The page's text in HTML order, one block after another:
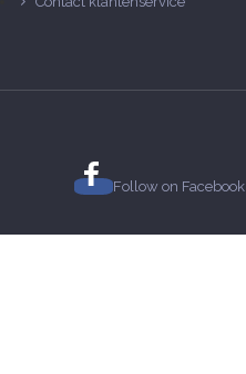
Follow on Facebook